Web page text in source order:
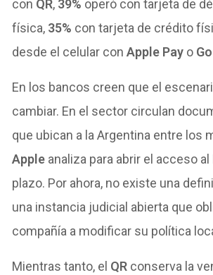
con QR, 39% operó con tarjeta de
física, 35% con tarjeta de crédito
desde el celular conApple Pay o
En los bancos creen que el
cambiar. En el sector circulan
que ubican a la Argentina entre los
Apple analiza para abrir el acceso al
plazo. Por ahora, no existe una
una instancia judicial abierta que
compañía a modificar su política
Mientras tanto, el QR conserva la